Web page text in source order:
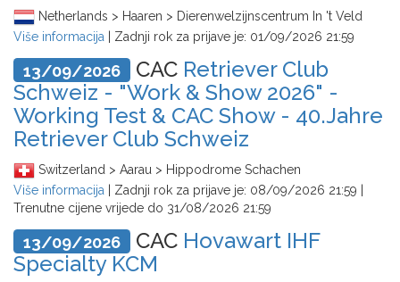
Netherlands > Haaren > Dierenwelzijnscentrum In 't Veld
Više informacija
| Zadnji rok za prijave je: 01/09/2026 21:59
13/09/2026 CAC Retriever Club
Schweiz - "Work & Show 2026" -
Working Test & CAC Show - 40.Jahre
Retriever Club Schweiz
Switzerland > Aarau > Hippodrome Schachen
Više informacija
| Zadnji rok za prijave je: 08/09/2026 21:59
Trenutne cijene vrijede do 31/08/2026 21:59
13/09/2026 CAC Hovawart IHF
Specialty KCM